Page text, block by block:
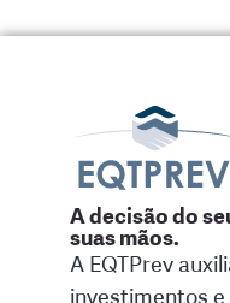
A decisão do
suas mãos.
A EQTPrev
investimentos